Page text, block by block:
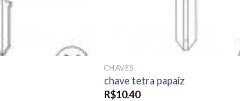
CHAVES
chave tetra papaiz
R$10.40